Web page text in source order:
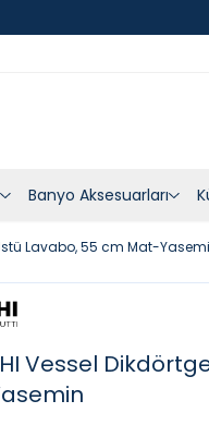
Banyo Aksesuarları
Lavabo, 55 cm Mat-
Vessel